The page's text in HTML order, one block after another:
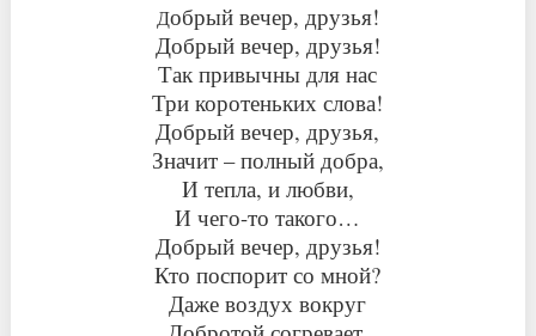
Добрый вечер, друзь­я!
Добрый вечер, друзь­я!
Так привычны для нас
Три коротеньких сло­ва!
Добрый вечер, друзь­я,
Значит – полный доб­ра,
И тепла, и любви,
И чего-то такого…
Добрый вечер, друзь­я!
Кто поспорит со мно­й?
Даже воздух вокруг